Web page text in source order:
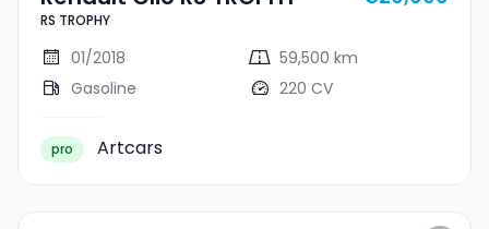
RS TROPHY
01/2018
59,500 km
Gasoline
220 CV
pro Artcars